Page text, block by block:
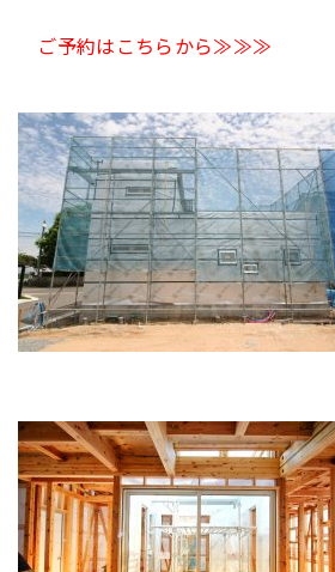
ご予約はこちらから≫≫≫